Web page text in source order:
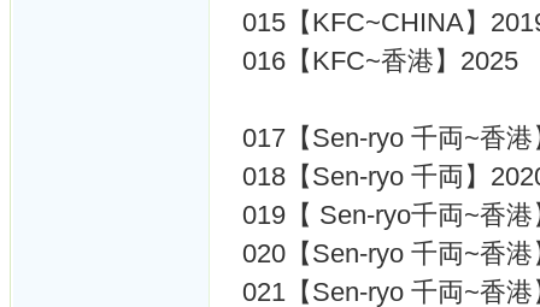
015【KFC~CHINA】
016【KFC~香港】2025
017【Sen-ryo 千両~香港
018【Sen-ryo 千両】
019【 Sen-ryo千両~香港
020【Sen-ryo 千両~香港
021【Sen-ryo 千両~香港